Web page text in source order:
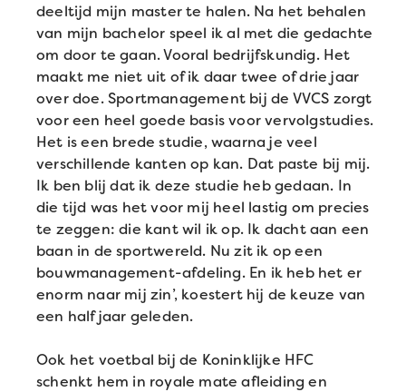
deeltijd mijn master te halen. Na het behalen
van mijn bachelor speel ik al met die gedachte
om door te gaan. Vooral bedrijfskundig. Het
maakt me niet uit of ik daar twee of drie jaar
over doe. Sportmanagement bij de VVCS zorgt
voor een heel goede basis voor vervolgstudies.
Het is een brede studie, waarna je veel
verschillende kanten op kan. Dat paste bij mij.
Ik ben blij dat ik deze studie heb gedaan. In
die tijd was het voor mij heel lastig om precies
te zeggen: die kant wil ik op. Ik dacht aan een
baan in de sportwereld. Nu zit ik op een
bouwmanagement-afdeling. En ik heb het er
enorm naar mij zin’, koestert hij de keuze van
een half jaar geleden.
Ook het voetbal bij de Koninklijke HFC
schenkt hem in royale mate afleiding en